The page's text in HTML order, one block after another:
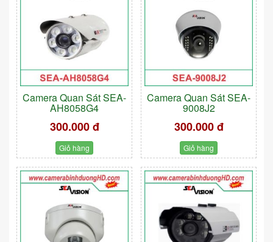
Camera Quan Sát SEA-
AH8058G4
300.000 đ
Giỏ hàng
Camera Quan Sát SEA-
9008J2
300.000 đ
Giỏ hàng